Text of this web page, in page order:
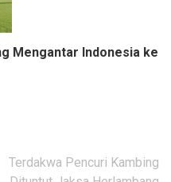
Mengantar Indonesia ke
Terdakwa Pencuri Kambing